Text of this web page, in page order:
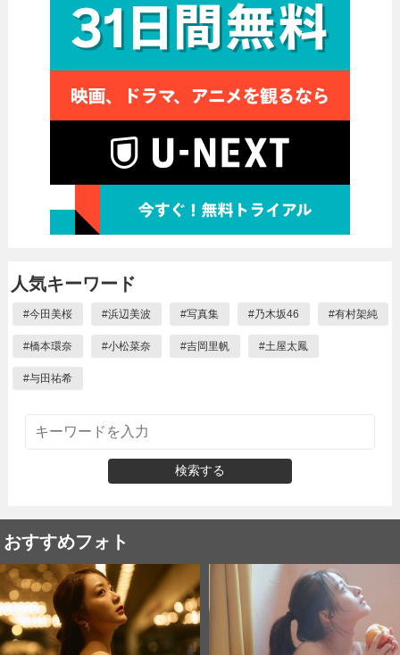
人気キーワード
#今田美桜 #浜辺美波 #写真集 #乃木坂46 #有村架純
#橋本環奈 #小松菜奈 #吉岡里帆 #土屋太鳳
#与田祐希
検索する
おすすめフォト